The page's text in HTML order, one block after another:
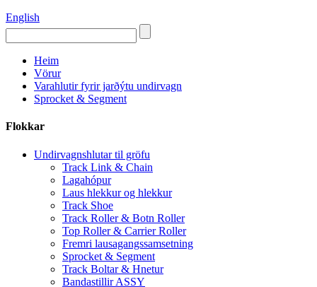
English
Heim
Vörur
Varahlutir fyrir jarðýtu undirvagn
Sprocket & Segment
Flokkar
Undirvagnshlutar til gröfu
Track Link & Chain
Lagahópur
Laus hlekkur og hlekkur
Track Shoe
Track Roller & Botn Roller
Top Roller & Carrier Roller
Fremri lausagangssamsetning
Sprocket & Segment
Track Boltar & Hnetur
Bandastillir ASSY